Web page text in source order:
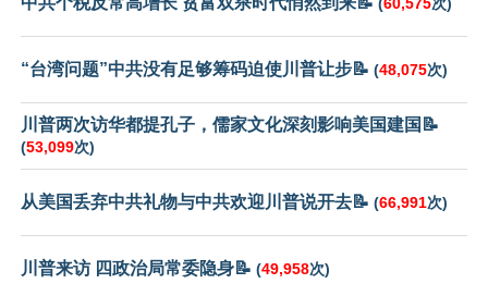
“台湾问题”中共没有足够筹码迫使川普让步📝 (48,075次)
川普两次访华都提孔子，儒家文化深刻影响美国建国📝
(53,099次)
从美国丢弃中共礼物与中共欢迎川普说开去📝 (66,991次)
川普来访 四政治局常委隐身📝 (49,958次)